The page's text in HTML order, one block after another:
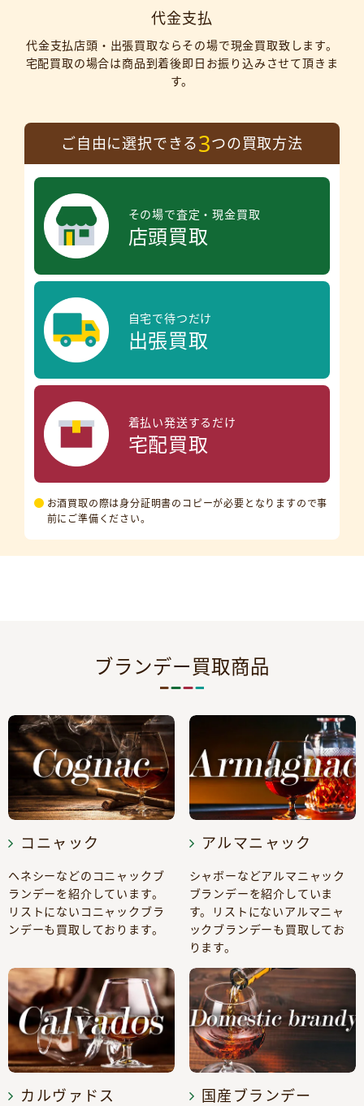
代金支払
代金支払店頭・出張買取ならその場で現金買取致します。
宅配買取の場合は商品到着後即日お振り込みさせて頂きま
す。
ご自由に選択できる3つの買取方法
その場で査定・現金買取
店頭買取
自宅で待つだけ
出張買取
着払い発送するだけ
宅配買取
お酒買取の際は身分証明書のコピーが必要となりますので事
前にご準備ください。
ブランデー買取商品
コニャック
ヘネシーなどのコニャックブ
ランデーを紹介しています。
リストにないコニャックブラ
ンデーも買取しております。
アルマニャック
シャボーなどアルマニャック
ブランデーを紹介していま
す。リストにないアルマニャ
ックブランデーも買取してお
ります。
カルヴァドス 国産ブランデー